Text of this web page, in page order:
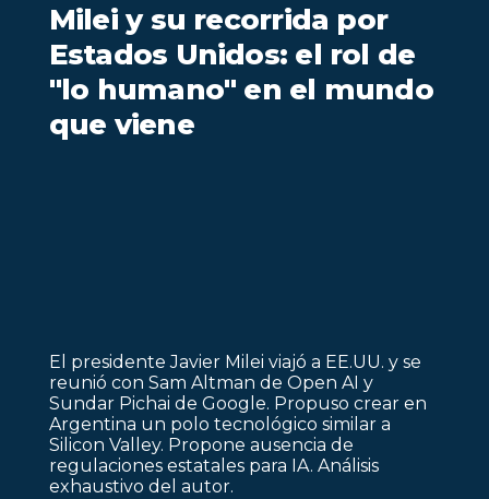
Milei y su recorrida por
Estados Unidos: el rol de
"lo humano" en el mundo
que viene
El presidente Javier Milei viajó a EE.UU. y se
reunió con Sam Altman de Open AI y
Sundar Pichai de Google. Propuso crear en
Argentina un polo tecnológico similar a
Silicon Valley. Propone ausencia de
regulaciones estatales para IA. Análisis
exhaustivo del autor.